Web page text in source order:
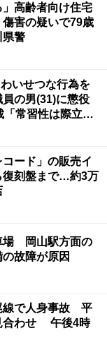
」高齢者向け住宅
害の疑いで79歳
警
いせつな行為を
の男(31)に懲役
常習性は際立っ
重い」
ード」の販売イ
刻盤まで…約3万
場 岡山駅方面の
故障が原因
線で人身事故 平
合わせ 午後4時